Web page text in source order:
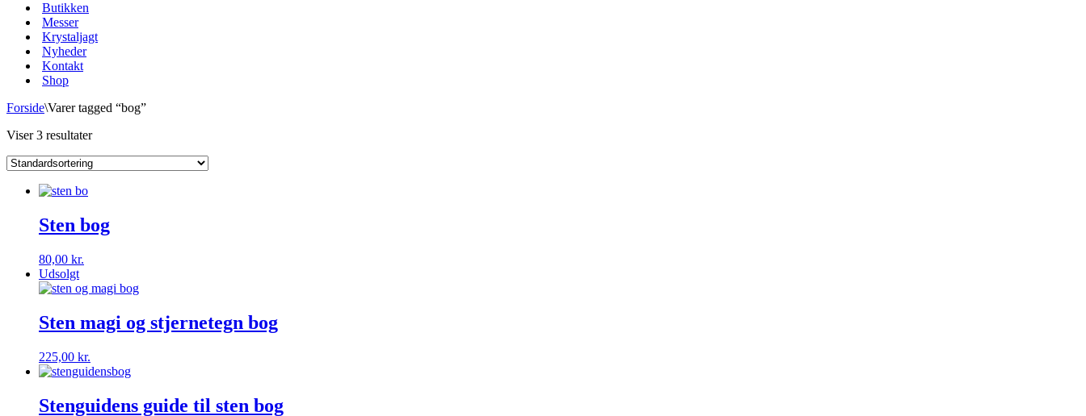
Butikken
Messer
Krystaljagt
Nyheder
Kontakt
Shop
Forside\Varer tagged “bog”
Viser 3 resultater
Sten bog
80,00 kr.
Udsolgt
Sten magi og stjernetegn bog
225,00 kr.
Stenguidens guide til sten bog